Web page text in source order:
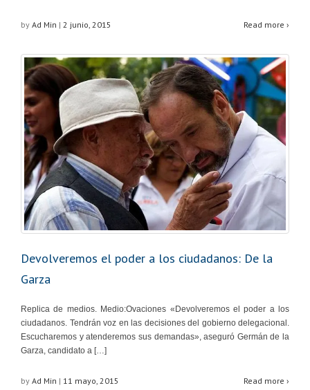
by Ad Min | 2 junio, 2015 Read more ›
Devolveremos el poder a los ciudadanos: De la
Garza
Replica de medios. Medio:Ovaciones «Devolveremos el poder a los
ciudadanos. Tendrán voz en las decisiones del gobierno delegacional.
Escucharemos y atenderemos sus demandas», aseguró Germán de la
Garza, candidato a […]
by Ad Min | 11 mayo, 2015 Read more ›